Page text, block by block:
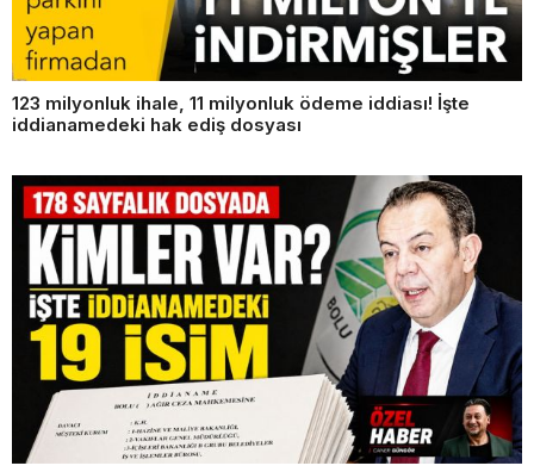
123 milyonluk ihale, 11 milyonluk ödeme iddiası! İşte
iddianamedeki hak ediş dosyası